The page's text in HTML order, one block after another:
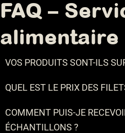
FAQ –
alimentaire
VOS PRODUITS SONT-ILS
QUEL EST LE PRIX DES
COMMENT PUIS-JE
ÉCHANTILLONS ?